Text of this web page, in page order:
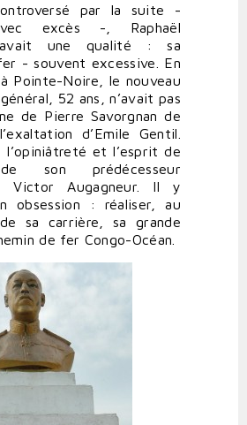
par la suite -
excès -, Raphaël
une qualité : sa
- souvent excessive. En
Pointe-Noire, le nouveau
52 ans, n’avait pas
de Pierre Savorgnan de
d’Emile Gentil.
l’opiniâtreté et l’esprit de
son prédécesseur
Victor Augagneur. Il y
obsession : réaliser, au
sa carrière, sa grande
de fer Congo-Océan.